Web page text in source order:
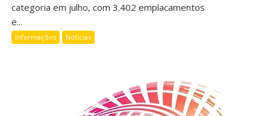
categoria em julho, com 3.402 emplacamentos
e...
Informações Notícias